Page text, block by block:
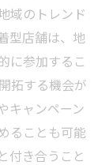
域のトレンド
型店舗は、地
に参加するこ
拓する機会が
キャンペーン
ることも可能
付き合うこと